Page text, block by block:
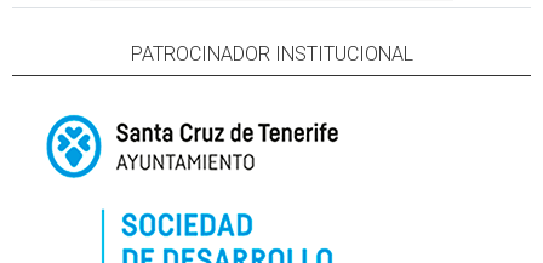
PATROCINADOR INSTITUCIONAL